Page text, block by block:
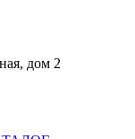
дом 2